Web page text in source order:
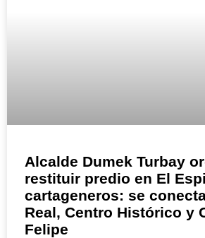
Alcalde Dumek Turbay
restituir predio en El
cartageneros: se
Real, Centro Histórico y
Felipe